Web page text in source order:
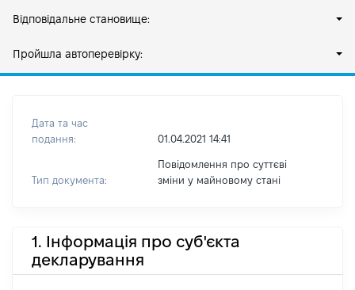
Відповідальне становище:
Пройшла автоперевірку:
Дата та час
подання:
01.04.2021 14:41
Тип документа:
Повідомлення про суттєві
зміни y майновому стані
1. Інформація про суб'єкта
декларування